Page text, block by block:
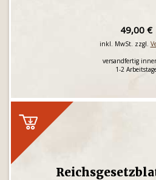
49,00 €
inkl. MwSt. zzgl.
versandfertig
1-2